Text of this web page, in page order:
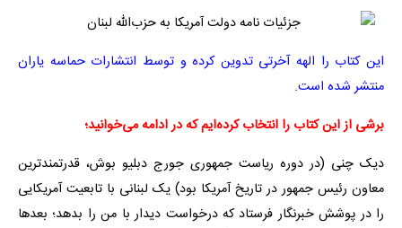
این کتاب را الهه آخرتی تدوین کرده و توسط انتشارات حماسه یاران
منتشر شده است.
برشی از این کتاب را انتخاب کرده‌ایم که در ادامه می‌خوانید؛
دیک چنی (در دوره ریاست جمهوری جورج دبلیو بوش، قدرتمندترین
معاون رئیس جمهور در تاریخ آمریکا بود) یک لبنانی با تابعیت آمریکایی
را در پوشش خبرنگار فرستاد که درخواست دیدار با من را بدهد؛ بعدها